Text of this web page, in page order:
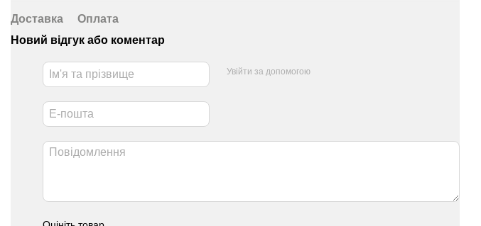
Доставка
Оплата
Новий відгук або коментар
Увійти за допомогою